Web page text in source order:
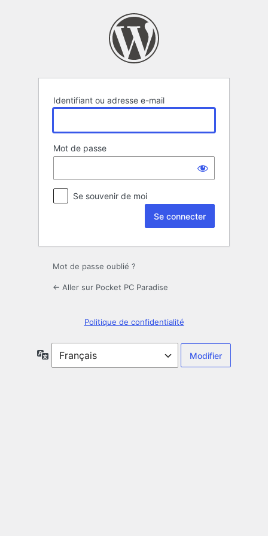
Identifiant ou adresse e-mail
Mot de passe
Se souvenir de moi
Mot de passe oublié ?
← Aller sur Pocket PC Paradise
Politique de confidentialité
Langue